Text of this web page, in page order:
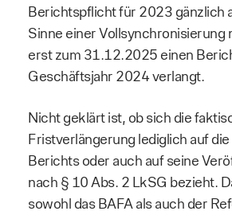
Berichtspflicht für 2023 gänzlich
Sinne einer Vollsynchronisierung
erst zum 31.12.2025 einen
Geschäftsjahr 2024 verlangt.
Nicht geklärt ist, ob sich die
Fristverlängerung lediglich auf
Berichts oder auch auf seine
nach § 10 Abs. 2 LkSG bezieht.
sowohl das BAFA als auch der